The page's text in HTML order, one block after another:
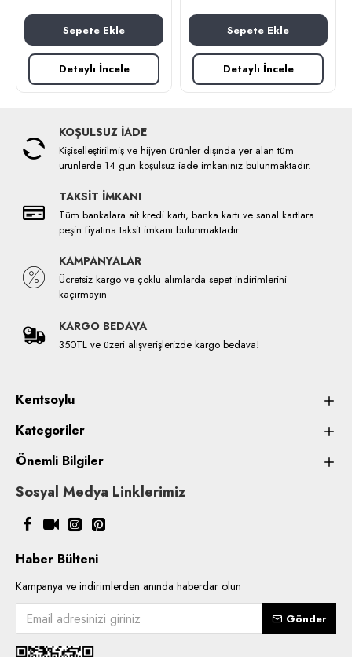
Sepete Ekle
Detaylı İncele
Sepete Ekle
Detaylı İncele
KOŞULSUZ İADE
Kişiselleştirilmiş ve hijyen ürünler dışında yer alan tüm
ürünlerde 14 gün koşulsuz iade imkanınız bulunmaktadır.
TAKSİT İMKANI
Tüm bankalara ait kredi kartı, banka kartı ve sanal kartlara
peşin fiyatına taksit imkanı bulunmaktadır.
KAMPANYALAR
Ücretsiz kargo ve çoklu alımlarda sepet indirimlerini
kaçırmayın
KARGO BEDAVA
350TL ve üzeri alışverişlerizde kargo bedava!
Kentsoylu
Kategoriler
Önemli Bilgiler
Sosyal Medya Linklerimiz
Haber Bülteni
Kampanya ve indirimlerden anında haberdar olun
Gönder